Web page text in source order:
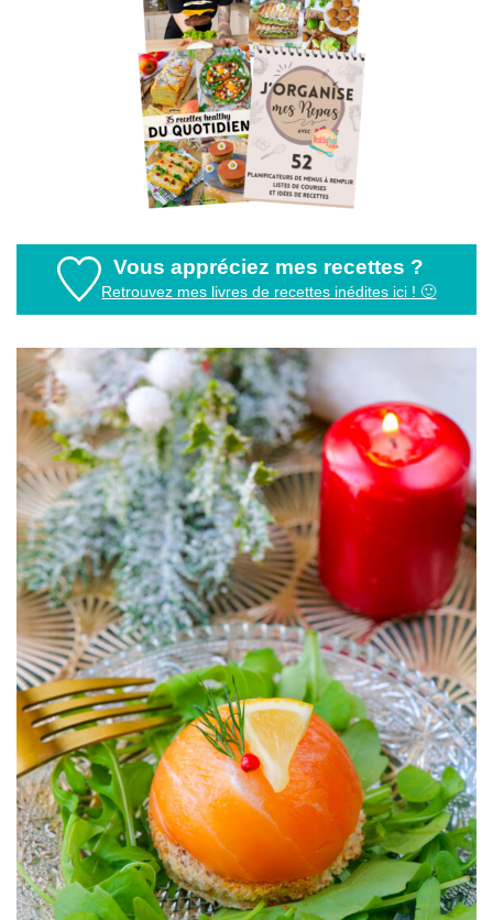
Vous appréciez mes recettes ?
Retrouvez mes livres de recettes inédites ici ! 🙂